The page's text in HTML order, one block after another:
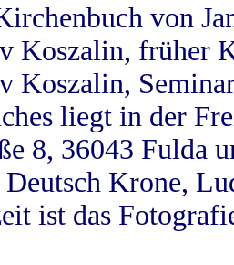
von
Koszalin, früher
Koszalin,
liegt in der
8, 36043 Fulda
Krone,
ist das